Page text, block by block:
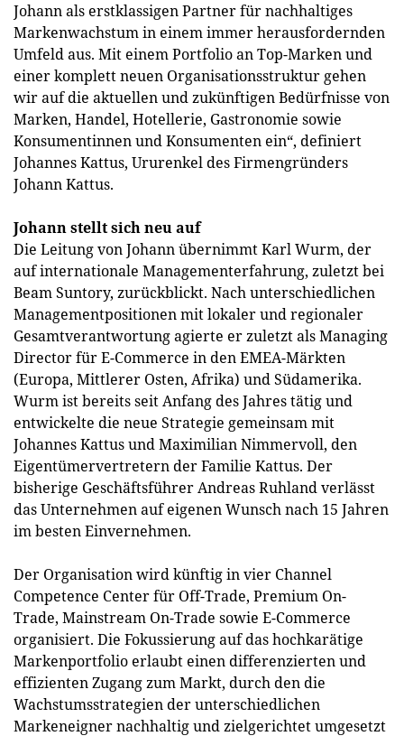
Johann als erstklassigen Partner für nachhaltiges
Markenwachstum in einem immer herausfordernden
Umfeld aus. Mit einem Portfolio an Top-Marken und
einer komplett neuen Organisationsstruktur gehen
wir auf die aktuellen und zukünftigen Bedürfnisse von
Marken, Handel, Hotellerie, Gastronomie sowie
Konsumentinnen und Konsumenten ein“, definiert
Johannes Kattus, Ururenkel des Firmengründers
Johann Kattus.
Johann stellt sich neu auf
Die Leitung von Johann übernimmt Karl Wurm, der
auf internationale Managementerfahrung, zuletzt bei
Beam Suntory, zurückblickt. Nach unterschiedlichen
Managementpositionen mit lokaler und regionaler
Gesamtverantwortung agierte er zuletzt als Managing
Director für E-Commerce in den EMEA-Märkten
(Europa, Mittlerer Osten, Afrika) und Südamerika.
Wurm ist bereits seit Anfang des Jahres tätig und
entwickelte die neue Strategie gemeinsam mit
Johannes Kattus und Maximilian Nimmervoll, den
Eigentümervertretern der Familie Kattus. Der
bisherige Geschäftsführer Andreas Ruhland verlässt
das Unternehmen auf eigenen Wunsch nach 15 Jahren
im besten Einvernehmen.
Der Organisation wird künftig in vier Channel
Competence Center für Off-Trade, Premium On-
Trade, Mainstream On-Trade sowie E-Commerce
organisiert. Die Fokussierung auf das hochkarätige
Markenportfolio erlaubt einen differenzierten und
effizienten Zugang zum Markt, durch den die
Wachstumsstrategien der unterschiedlichen
Markeneigner nachhaltig und zielgerichtet umgesetzt